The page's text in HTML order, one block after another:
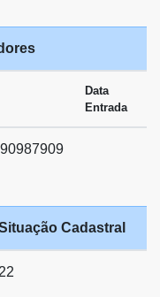
Data
Entrada
Cadastral